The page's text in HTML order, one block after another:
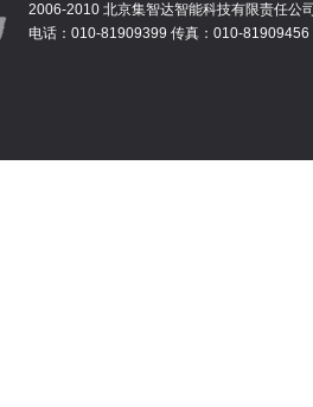
2006-2010 北京集智达智能科技有限责任公
电话：010-81909399 传真：010-